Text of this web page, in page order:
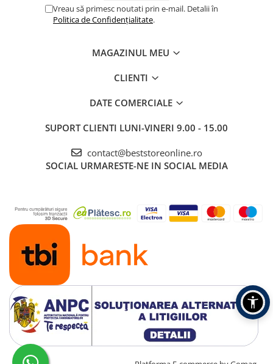
2x filtre pentru rezervorul de apa
2x mop microfibra
Vreau să primesc noutati prin e-mail. Detalii în
Politica de Confidențialitate.
MAGAZINUL MEU
CLIENTI
DATE COMERCIALE
SUPORT CLIENTI LUNI-VINERI 9.00 - 15.00
contact@beststoreonline.ro
SOCIAL URMARESTE-NE IN SOCIAL MEDIA